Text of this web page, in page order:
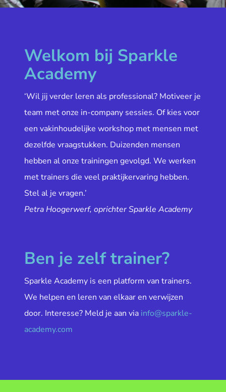
Welkom bij Sparkle
Academy
‘Wil jij verder leren als professional? Motiveer je
team met onze in-company sessies. Of kies voor
een vakinhoudelijke workshop met mensen met
dezelfde vraagstukken. Duizenden mensen
hebben al onze trainingen gevolgd. We werken
met trainers die veel praktijkervaring hebben.
Stel al je vragen.’
Petra Hoogerwerf, oprichter Sparkle Academy
Ben je zelf trainer?
Sparkle Academy is een platform van trainers.
We helpen en leren van elkaar en verwijzen
door. Interesse? Meld je aan via info@sparkle-
academy.com